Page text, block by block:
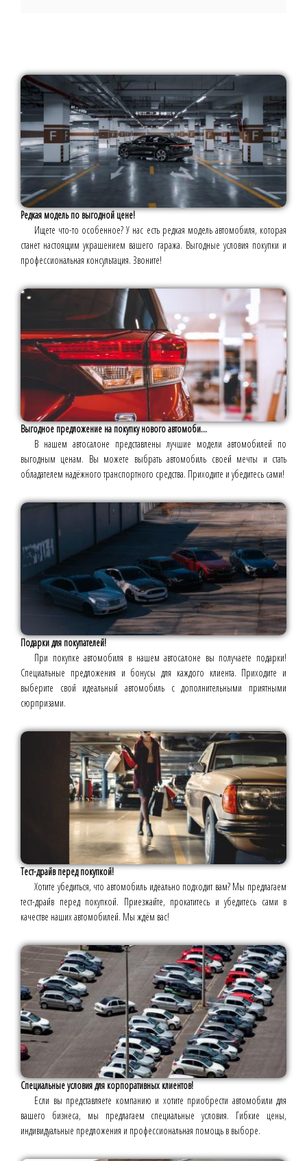
Редкая модель по выгодной цене!
Ищете что-то особенное? У нас есть редкая модель автомобиля, которая
станет настоящим украшением вашего гаража. Выгодные условия покупки и
профессиональная консультация. Звоните!
Выгодное предложение на покупку нового автомоби...
В нашем автосалоне представлены лучшие модели автомобилей по
выгодным ценам. Вы можете выбрать автомобиль своей мечты и стать
обладателем надёжного транспортного средства. Приходите и убедитесь сами!
Подарки для покупателей!
При покупке автомобиля в нашем автосалоне вы получаете подарки!
Специальные предложения и бонусы для каждого клиента. Приходите и
выберите свой идеальный автомобиль с дополнительными приятными
сюрпризами.
Тест-драйв перед покупкой!
Хотите убедиться, что автомобиль идеально подходит вам? Мы предлагаем
тест-драйв перед покупкой. Приезжайте, прокатитесь и убедитесь сами в
качестве наших автомобилей. Мы ждём вас!
Специальные условия для корпоративных клиентов!
Если вы представляете компанию и хотите приобрести автомобили для
вашего бизнеса, мы предлагаем специальные условия. Гибкие цены,
индивидуальные предложения и профессиональная помощь в выборе.